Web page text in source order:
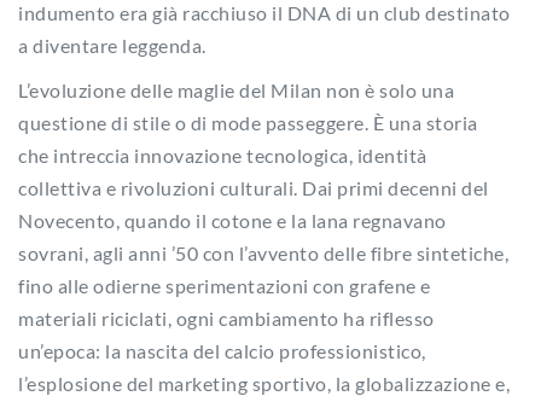
indumento era già racchiuso il DNA di un club destinato
a diventare leggenda.
L’evoluzione delle maglie del Milan non è solo una
questione di stile o di mode passeggere. È una storia
che intreccia innovazione tecnologica, identità
collettiva e rivoluzioni culturali. Dai primi decenni del
Novecento, quando il cotone e la lana regnavano
sovrani, agli anni ’50 con l’avvento delle fibre sintetiche,
fino alle odierne sperimentazioni con grafene e
materiali riciclati, ogni cambiamento ha riflesso
un’epoca: la nascita del calcio professionistico,
l’esplosione del marketing sportivo, la globalizzazione e,